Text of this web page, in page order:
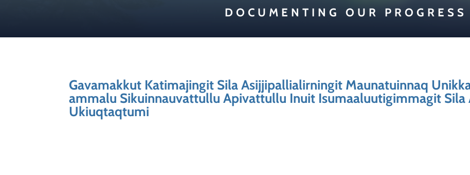
DOCUMENTING OUR PROGRESS
Gavamakkut Katimajingit Sila Asijjipallialirningit Maunatuinnaq
ammalu Sikuinnauvattullu Apivattullu Inuit Isumaaluutigimmagit Sila
Ukiuqtaqtumi